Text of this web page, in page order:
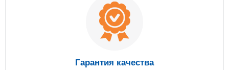
Гарантия качества